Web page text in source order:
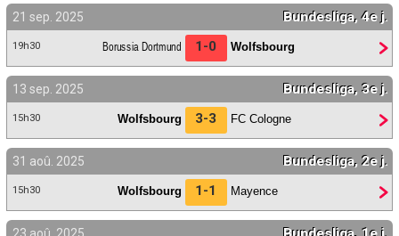
21 sep. 2025 Bundesliga, 4e j.
19h30 Borussia Dortmund 1-0 Wolfsbourg
13 sep. 2025 Bundesliga, 3e j.
15h30 Wolfsbourg 3-3 FC Cologne
31 aoû. 2025 Bundesliga, 2e j.
15h30 Wolfsbourg 1-1 Mayence